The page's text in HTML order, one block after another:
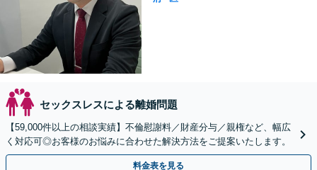
セックスレスによる離婚問題
【59,000件以上の相談実績】不倫慰謝料／財産分与／親権など、幅広
く対応可◎お客様のお悩みに合わせた解決方法をご提案いたします。
料金表を見る